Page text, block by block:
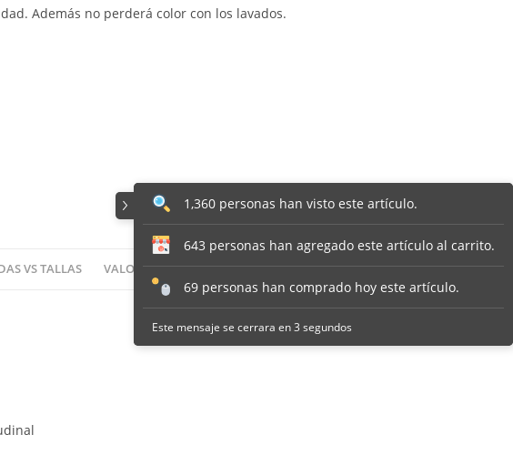
Además no perderá color con los lavados.
VS TALLAS VALORACIONES (0)
1,360 personas han visto este artículo.
643 personas han agregado este artículo al carrito.
69 personas han comprado hoy este artículo.
Este mensaje se cerrara en 2 segundos